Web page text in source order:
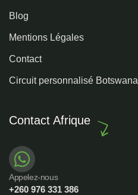
Blog
Mentions Légales
Contact
Circuit personnalisé Botswana
Contact Afrique
Appelez-nous
+260 976 331 386